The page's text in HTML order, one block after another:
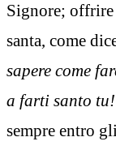
Signore; offrire
santa, come
sapere come
a farti santo tu!
sempre entro